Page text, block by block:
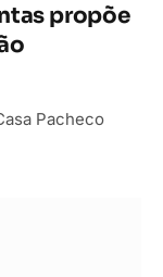
propõe
Pacheco